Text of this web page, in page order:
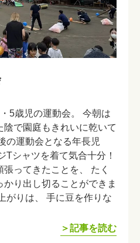
5歳児の運動会。 今朝は
で園庭もきれいに乾いて
の運動会となる年長児
Tシャツを着て気合十分！
ってきたことを、 たく
り出し切ることができま
がりは、 手に豆を作りな
＞記事を読む